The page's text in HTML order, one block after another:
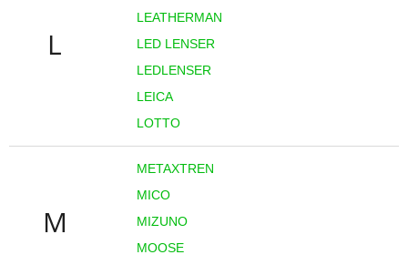
L
LEATHERMAN
LED LENSER
LEDLENSER
LEICA
LOTTO
M
METAXTREN
MICO
MIZUNO
MOOSE